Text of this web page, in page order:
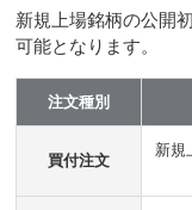
新規上場銘柄の公開
可能となります。
注文種別
買付注文
新規